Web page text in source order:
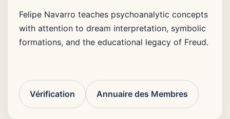
Felipe Navarro teaches psychoanalytic concepts
with attention to dream interpretation, symbolic
formations, and the educational legacy of Freud.
Vérification Annuaire des Membres